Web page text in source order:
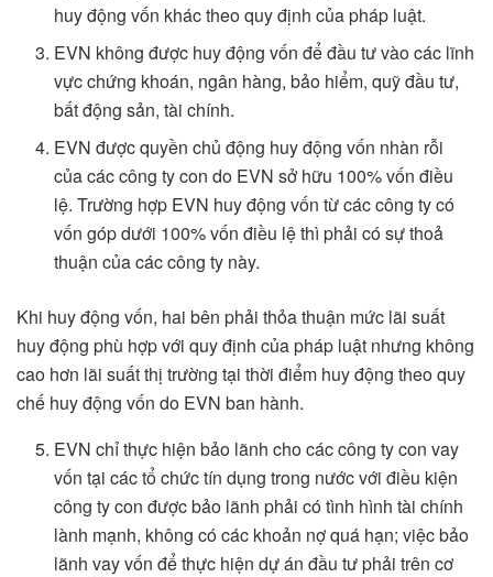
huy động vốn khác theo quy định của pháp luật.
EVN không được huy động vốn để đầu tư vào các lĩnh
vực chứng khoán, ngân hàng, bảo hiểm, quỹ đầu tư,
bất động sản, tài chính.
EVN được quyền chủ động huy động vốn nhàn rỗi
của các công ty con do EVN sở hữu 100% vốn điều
lệ. Trường hợp EVN huy động vốn từ các công ty có
vốn góp dưới 100% vốn điều lệ thì phải có sự thoả
thuận của các công ty này.
Khi huy động vốn, hai bên phải thỏa thuận mức lãi suất
huy động phù hợp với quy định của pháp luật nhưng không
cao hơn lãi suất thị trường tại thời điểm huy động theo quy
chế huy động vốn do EVN ban hành.
EVN chỉ thực hiện bảo lãnh cho các công ty con vay
vốn tại các tổ chức tín dụng trong nước với điều kiện
công ty con được bảo lãnh phải có tình hình tài chính
lành mạnh, không có các khoản nợ quá hạn; việc bảo
lãnh vay vốn để thực hiện dự án đầu tư phải trên cơ